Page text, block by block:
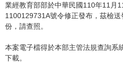
業經教育部部於中華民國110年11月
1100129731A號令修正發布，茲檢
份，請查照。
本案電子檔得於本部主管法規查詢系
下載。